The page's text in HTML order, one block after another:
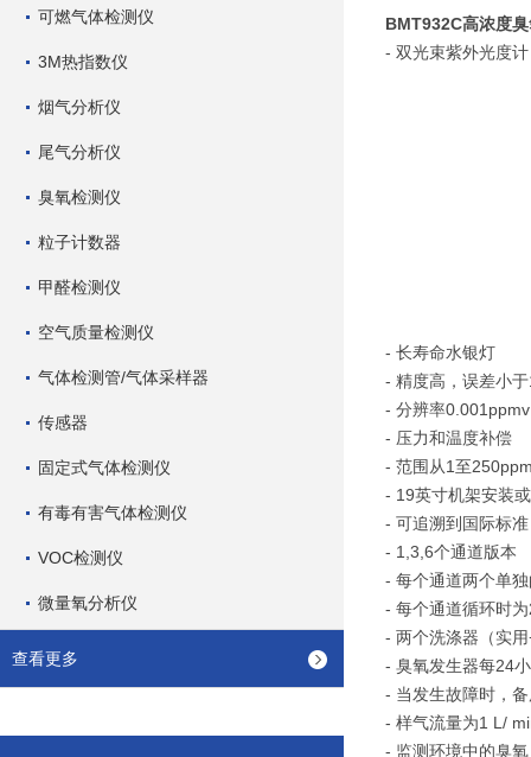
可燃气体检测仪
3M热指数仪
烟气分析仪
尾气分析仪
臭氧检测仪
粒子计数器
甲醛检测仪
空气质量检测仪
气体检测管/气体采样器
传感器
固定式气体检测仪
有毒有害气体检测仪
VOC检测仪
微量氧分析仪
查看更多
BMT932C高浓度
- 双光束紫外光度计
- 长寿命水银灯
- 精度高，误差小
- 分辨率0.001ppmv
- 压力和温度补偿
- 范围从1至
- 19英寸机架安装
- 可追溯到国际标
- 1,3,6个通道版本
- 每个通道两个单
- 每个通道循环时
- 两个洗涤器（实
- 臭氧发生器每24
- 当发生故障时，
- 样气流量为1 L/
- 监测环境中的臭氧